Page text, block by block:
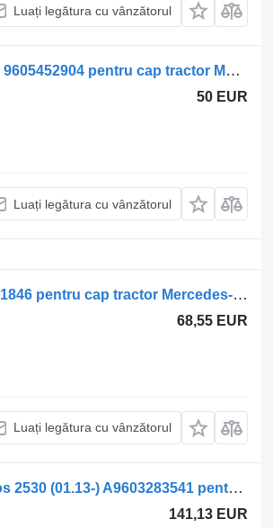
Luați legătura cu vânzătorul
Panou cu dispozitive Mercedes-Benz antos 2530 (01.13-) 9605452904 pentru cap tractor Mercedes-Benz Actros MP4 Antos Arocs (2012-)
50 EUR
Luați legătura cu vânzătorul
Macara geam Mercedes-Benz antos 2530 (01.13-) 9607201846 pentru cap tractor Mercedes-Benz Actros MP4 Antos Arocs (2012-)
68,55 EUR
Luați legătura cu vânzătorul
Air Spring Bracket, Drive Axle Right Mercedes-Benz antos 2530 (01.13-) A9603283541 pentru cap tractor Mercedes-Benz Actros MP4 Antos Arocs (2012-)
141,13 EUR